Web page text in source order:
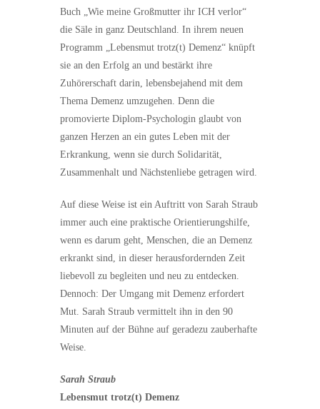
Buch „Wie meine Großmutter ihr ICH verlor“
die Säle in ganz Deutschland. In ihrem neuen
Programm „Lebensmut trotz(t) Demenz“ knüpft
sie an den Erfolg an und bestärkt ihre
Zuhörerschaft darin, lebensbejahend mit dem
Thema Demenz umzugehen. Denn die
promovierte Diplom-Psychologin glaubt von
ganzen Herzen an ein gutes Leben mit der
Erkrankung, wenn sie durch Solidarität,
Zusammenhalt und Nächstenliebe getragen wird.
Auf diese Weise ist ein Auftritt von Sarah Straub
immer auch eine praktische Orientierungshilfe,
wenn es darum geht, Menschen, die an Demenz
erkrankt sind, in dieser herausfordernden Zeit
liebevoll zu begleiten und neu zu entdecken.
Dennoch: Der Umgang mit Demenz erfordert
Mut. Sarah Straub vermittelt ihn in den 90
Minuten auf der Bühne auf geradezu zauberhafte
Weise.
Sarah Straub
Lebensmut trotz(t) Demenz